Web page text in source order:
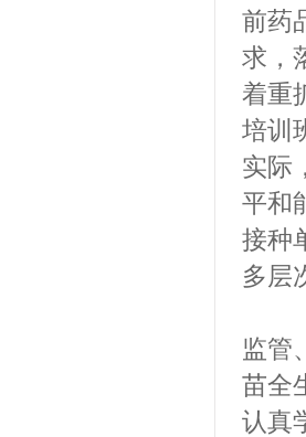
前药
求，
着重
培训
实际
平和
接种
多层
（
监管
苗全
认真